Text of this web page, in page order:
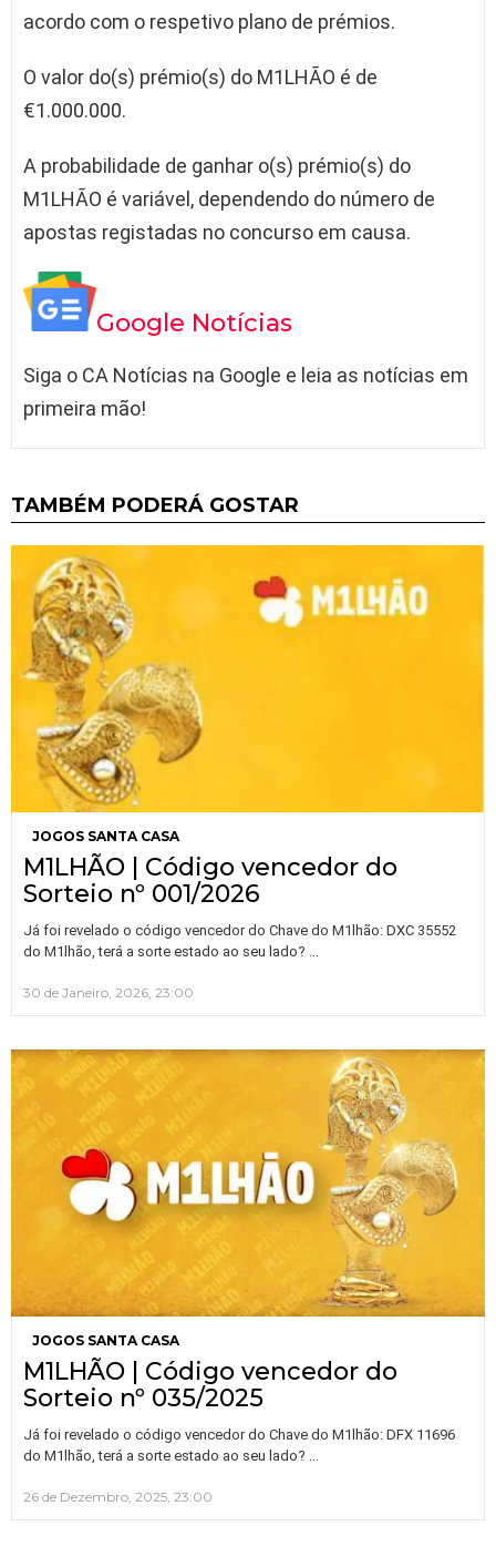
acordo com o respetivo plano de prémios.
O valor do(s) prémio(s) do M1LHÃO é de
€1.000.000.
A probabilidade de ganhar o(s) prémio(s) do
M1LHÃO é variável, dependendo do número de
apostas registadas no concurso em causa.
Google Notícias
Siga o CA Notícias na Google e leia as notícias em
primeira mão!
TAMBÉM PODERÁ GOSTAR
JOGOS SANTA CASA
M1LHÃO | Código vencedor do
Sorteio nº 001/2026
Já foi revelado o código vencedor do Chave do M1lhão: DXC 35552
do M1lhão, terá a sorte estado ao seu lado?
30 de Janeiro, 2026, 23:00
JOGOS SANTA CASA
M1LHÃO | Código vencedor do
Sorteio nº 035/2025
Já foi revelado o código vencedor do Chave do M1lhão: DFX 11696
do M1lhão, terá a sorte estado ao seu lado?
26 de Dezembro, 2025, 23:00